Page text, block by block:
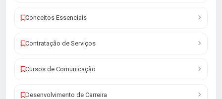
Conceitos Essenciais
Contratação de Serviços
Cursos de Comunicação
Desenvolvimento de Carreira